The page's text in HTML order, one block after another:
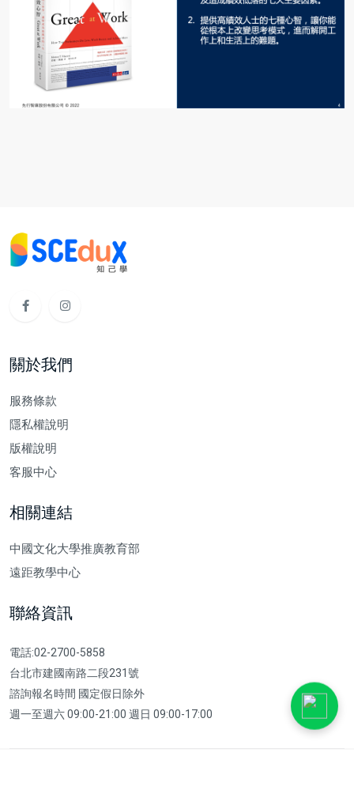
關於我們
服務條款
隱私權說明
版權說明
客服中心
相關連結
中國文化大學推廣教育部
遠距教學中心
聯絡資訊
電話:02-2700-5858
台北市建國南路二段231號
諮詢報名時間 國定假日除外
週一至週六 09:00-21:00 週日 09:00-17:00